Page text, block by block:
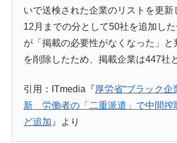
いで送検された企業のリストを更新
12月までの分として50社を追加し
が「掲載の必要性がなくなった」と
を削除したため、掲載企業は447社
引用：ITmedia『厚労省“ブラック企
新 労働者の「二重派遣」で中間搾
ど追加 』より